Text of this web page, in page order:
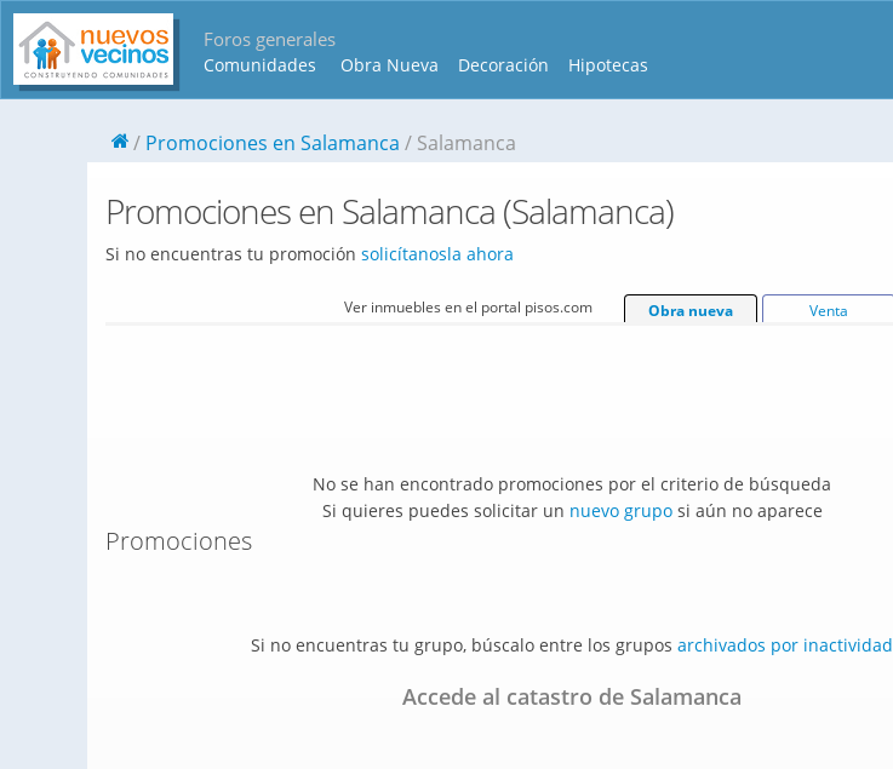
Foros generales
Comunidades Obra Nueva Decoración Hipotecas
Promociones en Salamanca Salamanca
Promociones en Salamanca (Salamanca)
Si no encuentras tu promoción solicítanosla ahora
Ver inmuebles en el portal pisos.com Obra nueva Venta
No se han encontrado promociones por el criterio de búsqueda
Si quieres puedes solicitar un nuevo gruposi aún no aparece
Promociones
Si no encuentras tu grupo, búscalo entre los grupos archivados por inactividad
Accede al catastro de Salamanca